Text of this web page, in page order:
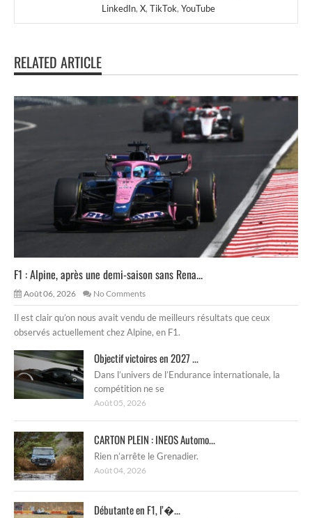
LinkedIn, X, TikTok, YouTube
RELATED ARTICLE
F1 : Alpine, après une demi-saison sans Rena...
Août 06, 2026 No Comments
Il est clair qu’on nous avait vendu de meilleurs résultats que ceux
observés actuellement chez Alpine, en F1.
Objectif victoires en 2027 ...
Dans l’univers de l’Endurance internationale, la
compétition ne se
Août 05, 2026
CARTON PLEIN : INEOS Automo...
Rien n’arrête le Grenadier.
Août 04, 2026
Débutante en F1, l’�...